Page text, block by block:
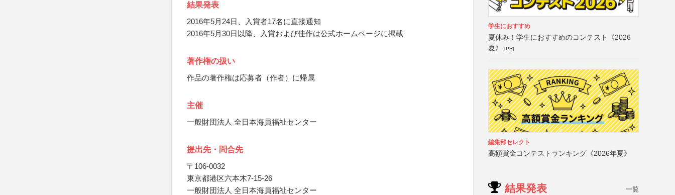
結果発表
2016年5月24日、入賞者17名に直接通知
2016年5月30日以降、入賞および佳作は公式ホームページに掲載
著作権の扱い
作品の著作権は応募者（作者）に帰属
主催
一般財団法人 全日本海員福祉センター
提出先・問合先
〒106-0032
東京都港区六本木7-15-26
一般財団法人 全日本海員福祉センター
学生におすすめ
夏休み！学生におすすめのコンテスト《2026
夏》
[PR]
編集部セレクト
高額賞金コンテストランキング《2026年夏》
結果発表 一覧